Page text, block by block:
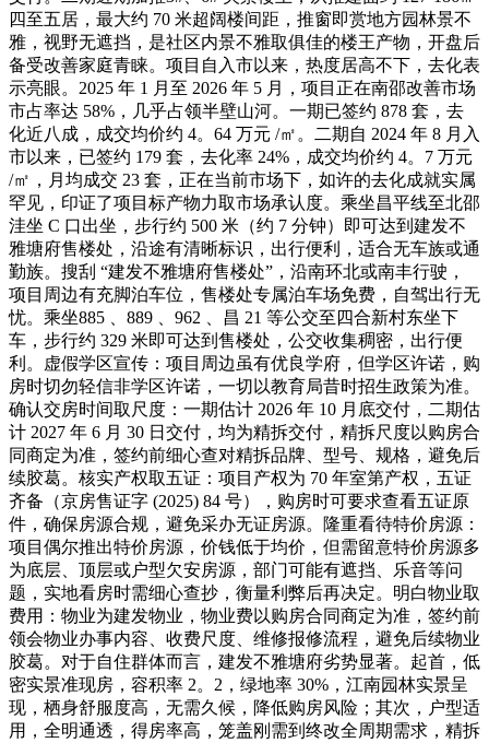
四至五居，最大约 70 米超阔楼间距，推窗即赏地方园林景不
雅，视野无遮挡，是社区内景不雅取俱佳的楼王产物，开盘后
备受改善家庭青睐。项目自入市以来，热度居高不下，去化表
示亮眼。2025 年 1 月至 2026 年 5 月，项目正在南邵改善市场
市占率达 58%，几乎占领半壁山河。一期已签约 878 套，去
化近八成，成交均价约 4。64 万元 /㎡。二期自 2024 年 8 月入
市以来，已签约 179 套，去化率 24%，成交均价约 4。7 万元
/㎡，月均成交 23 套，正在当前市场下，如许的去化成就实属
罕见，印证了项目标产物力取市场承认度。乘坐昌平线至北邵
洼坐 C 口出坐，步行约 500 米（约 7 分钟）即可达到建发不
雅塘府售楼处，沿途有清晰标识，出行便利，适合无车族或通
勤族。搜刮 “建发不雅塘府售楼处”，沿南环北或南丰行驶，
项目周边有充脚泊车位，售楼处专属泊车场免费，自驾出行无
忧。乘坐885 、889 、962 、昌 21 等公交至四合新村东坐下
车，步行约 329 米即可达到售楼处，公交收集稠密，出行便
利。虚假学区宣传：项目周边虽有优良学府，但学区许诺，购
房时切勿轻信非学区许诺，一切以教育局昔时招生政策为准。
确认交房时间取尺度：一期估计 2026 年 10 月底交付，二期估
计 2027 年 6 月 30 日交付，均为精拆交付，精拆尺度以购房合
同商定为准，签约前细心查对精拆品牌、型号、规格，避免后
续胶葛。核实产权取五证：项目产权为 70 年室第产权，五证
齐备（京房售证字 (2025) 84 号），购房时可要求查看五证原
件，确保房源合规，避免采办无证房源。隆重看待特价房源：
项目偶尔推出特价房源，价钱低于均价，但需留意特价房源多
为底层、顶层或户型欠安房源，部门可能有遮挡、乐音等问
题，实地看房时需细心查抄，衡量利弊后再决定。明白物业取
费用：物业为建发物业，物业费以购房合同商定为准，签约前
领会物业办事内容、收费尺度、维修报修流程，避免后续物业
胶葛。对于自住群体而言，建发不雅塘府劣势显著。起首，低
密实景准现房，容积率 2。2，绿地率 30%，江南园林实景呈
现，栖身舒服度高，无需久候，降低购房风险；其次，户型适
用，全明通透，得房率高，笼盖刚需到终改全周期需求，精拆